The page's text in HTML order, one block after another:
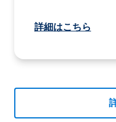
詳細はこちら